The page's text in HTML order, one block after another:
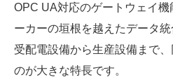
OPC UA対応のゲートウェイ機
ーカーの垣根を越えたデータ統
受配電設備から生産設備まで
のが大きな特長です。